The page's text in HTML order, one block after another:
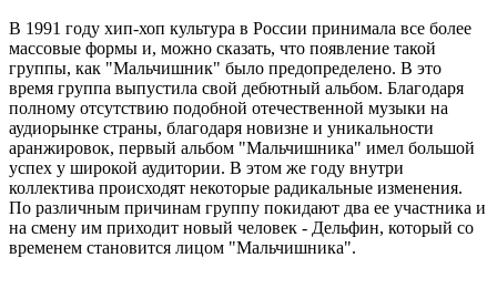
В 1991 году хип-хоп культура в России принимала все более
массовые формы и, можно сказать, что появление такой
группы, как "Мальчишник" было предопределено. В это
время группа выпустила свой дебютный альбом. Благодаря
полному отсутствию подобной отечественной музыки на
аудиорынке страны, благодаря новизне и уникальности
аранжировок, первый альбом "Мальчишника" имел большой
успех у широкой аудитории. В этом же году внутри
коллектива происходят некоторые радикальные изменения.
По различным причинам группу покидают два ее участника и
на смену им приходит новый человек - Дельфин, который со
временем становится лицом "Мальчишника".